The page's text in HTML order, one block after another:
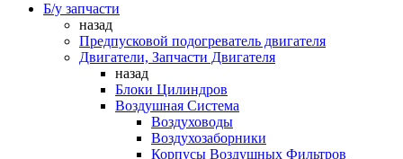
Б/у запчасти
назад
Предпусковой подогреватель двигателя
Двигатели, Запчасти Двигателя
назад
Блоки Цилиндров
Воздушная Система
Воздуховоды
Воздухозаборники
Корпусы Воздушных Фильтров